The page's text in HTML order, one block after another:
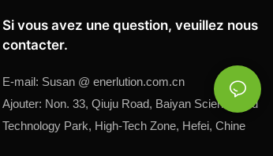
Si vous avez une question, veuillez nous
contacter.
E-mail: Susan @ enerlution.com.cn
Ajouter: Non. 33, Qiuju Road, Baiyan Science and
Technology Park, High-Tech Zone, Hefei, Chine